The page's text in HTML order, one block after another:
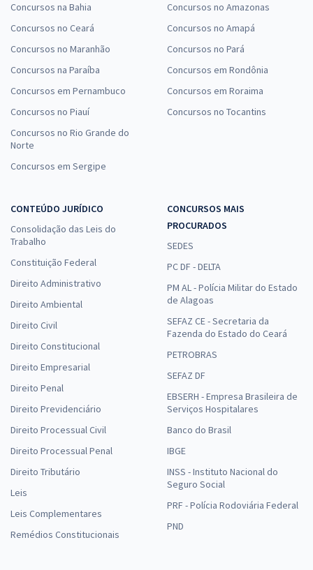
Curso Gratuito de Resolução de Questões ENARE/FGV - Psicologia -
Professor: Rafael Vieira
R$ 200,00
0,00
Comprar
16,66
ou R$ 199,90 à vista
Legislação do SUS para Residências - Professora: Natale Souza
16,66
ou R$ 199,90 à vista
Comprar
Curso Gratuito de Resolução de Questões ENARE/FGV - Odontologia
R$ 200,00
Comprar
Concursos na Bahia
Concursos no Ceará
Concursos no Maranhão
Concursos na Paraíba
Concursos em Pernambuco
Concursos no Piauí
Concursos no Rio Grande do
Norte
Concursos em Sergipe
Concursos no Amazonas
Concursos no Amapá
Concursos no Pará
Concursos em Rondônia
Concursos em Roraima
Concursos no Tocantins
CONTEÚDO JURÍDICO
Consolidação das Leis do
Trabalho
Constituição Federal
Direito Administrativo
Direito Ambiental
Direito Civil
Direito Constitucional
Direito Empresarial
Direito Penal
Direito Previdenciário
Direito Processual Civil
Direito Processual Penal
Direito Tributário
Leis
Leis Complementares
Remédios Constitucionais
CONCURSOS MAIS
PROCURADOS
SEDES
PC DF - DELTA
PM AL - Polícia Militar do Estado
de Alagoas
SEFAZ CE - Secretaria da
Fazenda do Estado do Ceará
PETROBRAS
SEFAZ DF
EBSERH - Empresa Brasileira de
Serviços Hospitalares
Banco do Brasil
IBGE
INSS - Instituto Nacional do
Seguro Social
PRF - Polícia Rodoviária Federal
PND